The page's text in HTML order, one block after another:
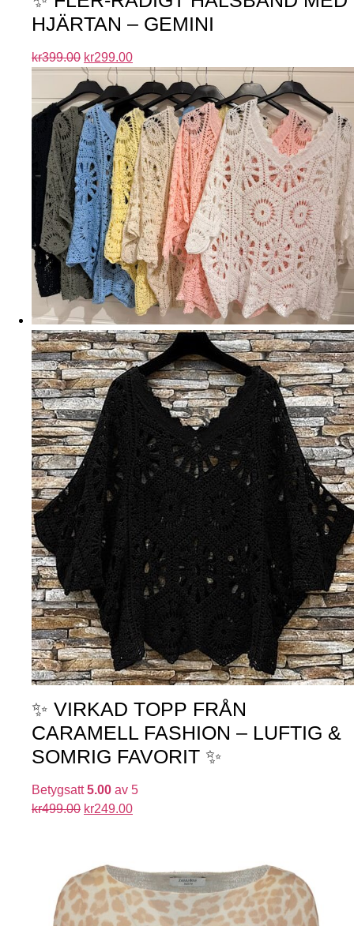
HJÄRTAN – GEMINI
kr399.00 kr299.00
✨ VIRKAD TOPP FRÅN
CARAMELL FASHION – LUFTIG &
SOMRIG FAVORIT ✨
Betygsatt5.00 av 5
kr499.00 kr249.00